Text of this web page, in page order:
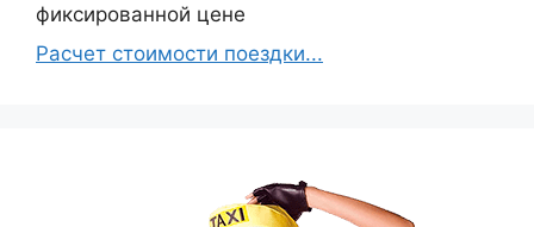
фиксированной цене
Расчет стоимости поездки...